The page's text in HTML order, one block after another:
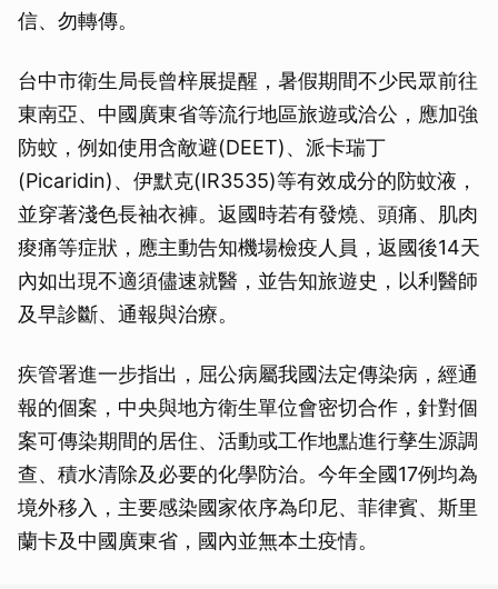
信、勿轉傳。
台中市衛生局長曾梓展提醒，暑假期間不少民眾前往
東南亞、中國廣東省等流行地區旅遊或洽公，應加強
防蚊，例如使用含敵避(DEET)、派卡瑞丁
(Picaridin)、伊默克(IR3535)等有效成分的防蚊液，
並穿著淺色長袖衣褲。返國時若有發燒、頭痛、肌肉
痠痛等症狀，應主動告知機場檢疫人員，返國後14天
內如出現不適須儘速就醫，並告知旅遊史，以利醫師
及早診斷、通報與治療。
疾管署進一步指出，屈公病屬我國法定傳染病，經通
報的個案，中央與地方衛生單位會密切合作，針對個
案可傳染期間的居住、活動或工作地點進行孳生源調
查、積水清除及必要的化學防治。今年全國17例均為
境外移入，主要感染國家依序為印尼、菲律賓、斯里
蘭卡及中國廣東省，國內並無本土疫情。